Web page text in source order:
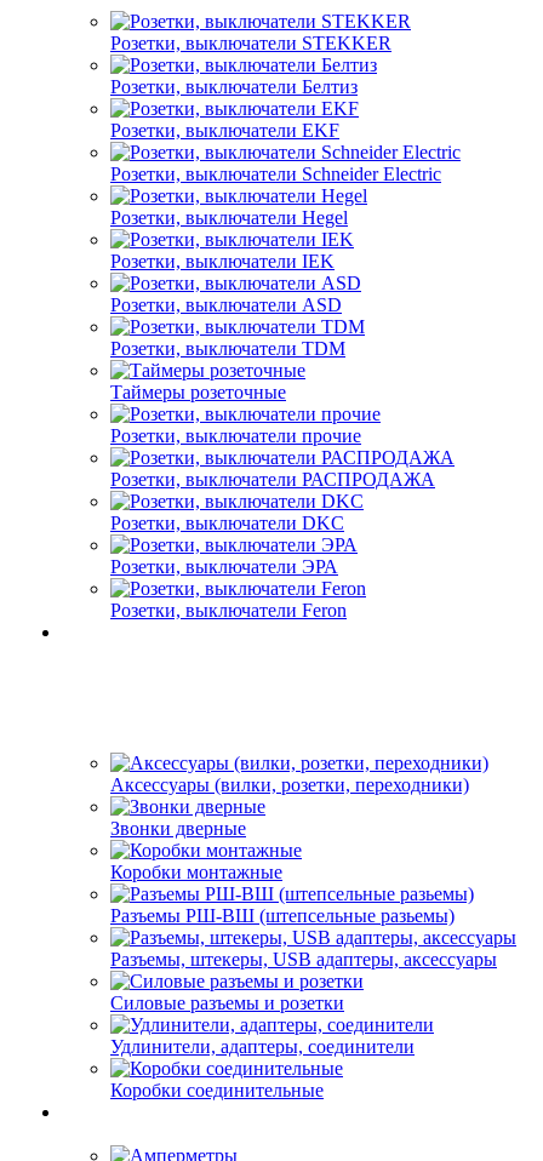
Розетки, выключатели STEKKER
Розетки, выключатели Белтиз
Розетки, выключатели EKF
Розетки, выключатели Schneider Electric
Розетки, выключатели Hegel
Розетки, выключатели IEK
Розетки, выключатели ASD
Розетки, выключатели TDM
Таймеры розеточные
Розетки, выключатели прочие
Розетки, выключатели РАСПРОДАЖА
Розетки, выключатели DKC
Розетки, выключатели ЭРА
Розетки, выключатели Feron
Аксессуары (вилки, розетки, переходники)
Звонки дверные
Коробки монтажные
Разъемы РШ-ВШ (штепсельные разьемы)
Разъемы, штекеры, USB адаптеры, аксессуары
Силовые разъемы и розетки
Удлинители, адаптеры, соединители
Коробки соединительные